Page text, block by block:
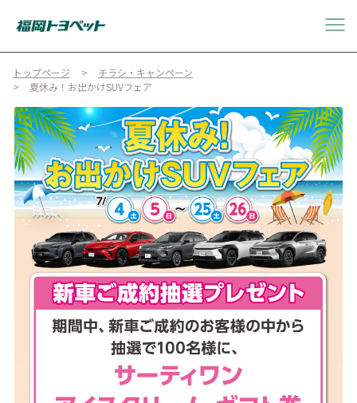
トップページ
チラシ・キャンペーン
夏休み！お出かけSUVフェア